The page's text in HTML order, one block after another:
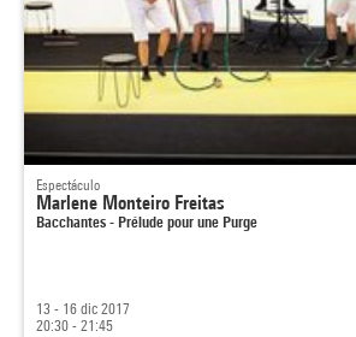
Espectáculo
Marlene Monteiro Freitas
Bacchantes - Prélude pour une Purge
13 - 16 dic 2017
20:30 - 21:45